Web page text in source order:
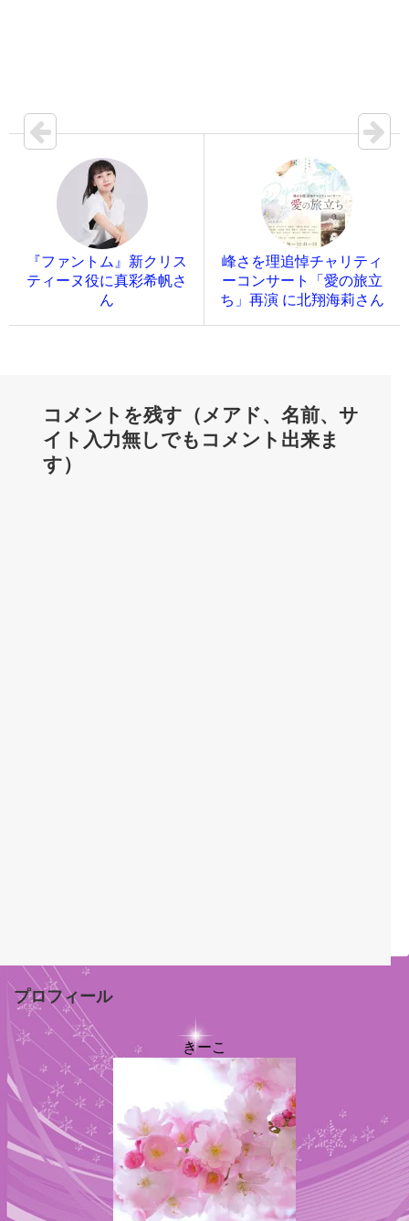
『ファントム』新クリス
ティーヌ役に真彩希帆さ
ん
峰さを理追悼チャリティ
ーコンサート「愛の旅立
ち」再演 に北翔海莉さん
コメントを残す（メアド、名前、サ
イト入力無しでもコメント出来ま
す）
プロフィール
きーこ